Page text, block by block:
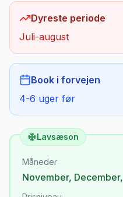
Dyreste periode
Juli-august
Book i forvejen
4-6 uger før
Lavsæson
Måneder
November, December,